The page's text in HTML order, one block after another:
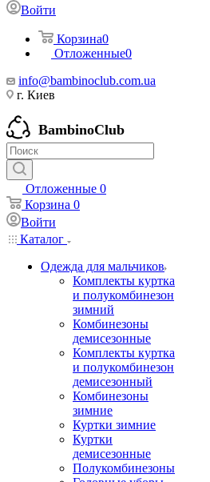
Войти
Корзина0
Отложенные0
info@bambinoclub.com.ua
г. Киев
BambinoClub
Отложенные 0
Корзина 0
Войти
Каталог
Одежда для мальчиков
Комплекты куртка
и полукомбинезон
зимний
Комбинезоны
демисезонные
Комплекты куртка
и полукомбинезон
демисезонный
Комбинезоны
зимние
Куртки зимние
Куртки
демисезонные
Полукомбинезоны